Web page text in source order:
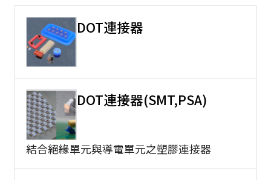
DOT連接器
DOT連接器(SMT,PSA)
結合絕緣單元與導電單元之塑膠連接器